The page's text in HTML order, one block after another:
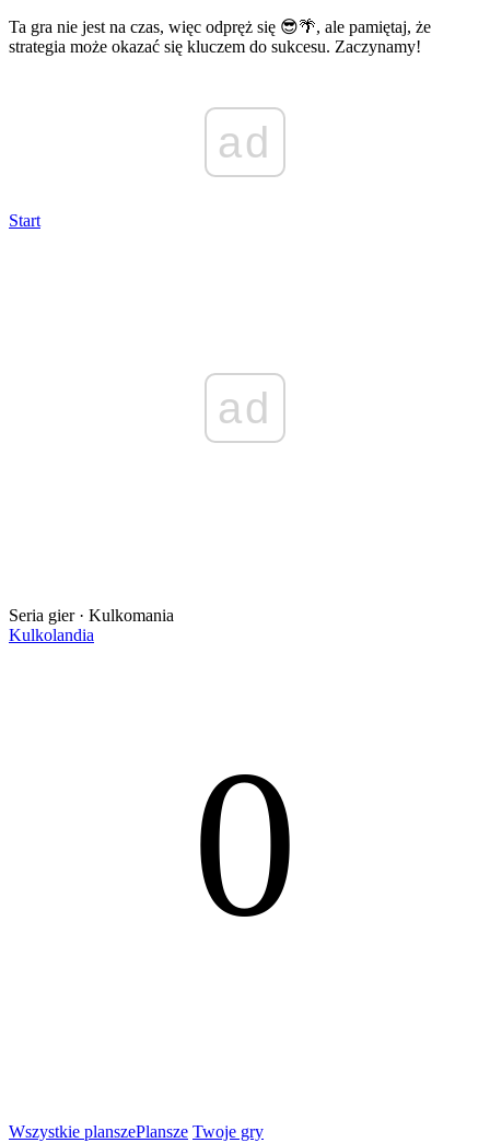
Ta gra nie jest na czas, więc odpręż się 😎🌴, ale pamiętaj, że
strategia może okazać się kluczem do sukcesu. Zaczynamy!
ad
Start
ad
Seria gier · Kulkomania
Kulkolandia
0
Wszystkie planszePlansze Twoje gry